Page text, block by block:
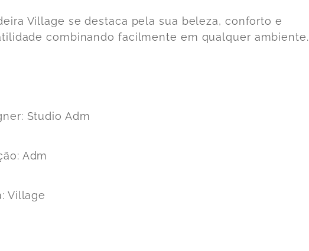
Village se destaca pela sua beleza, conforto e
combinando facilmente em qualquer ambiente.
: Studio Adm
: Adm
: Village